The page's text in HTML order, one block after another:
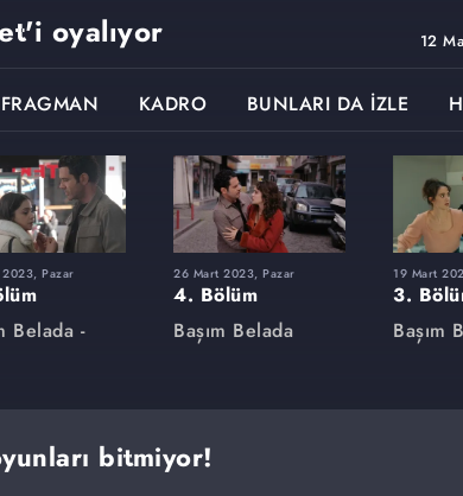
12
oyalıyor
FRAGMAN KADRO BUNLARI DA İZLE
Pazar
Belada -
26 Mart 2023, Pazar
4. Bölüm
Başım Belada
19 Mart
3.
Başım
bitmiyor!